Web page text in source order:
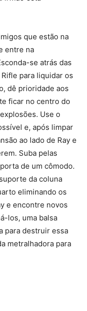
que estão na
entre na
se atrás das
para liquidar os
dê prioridade aos
ficar no centro do
Use o
e, após limpar
ao lado de Ray e
Suba pelas
de um cômodo.
da coluna
eliminando os
e encontre novos
los, uma balsa
para destruir essa
metralhadora para